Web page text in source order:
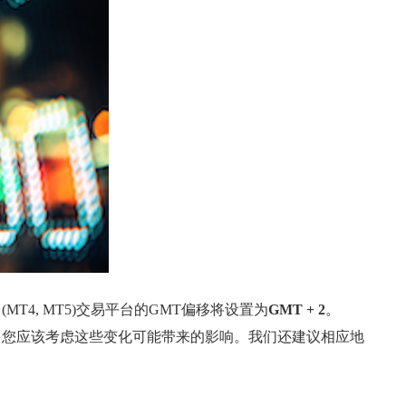
MT5)交易平台的GMT偏移将设置为GMT + 2。
应该考虑这些变化可能带来的影响。我们还建议相应地